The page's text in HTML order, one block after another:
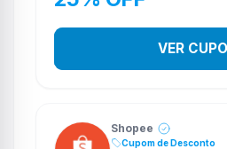
VER
Shopee
Cupom de Desconto